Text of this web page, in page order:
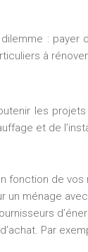
:
à
les
et de
de
un ménage
Par